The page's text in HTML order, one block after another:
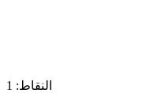
النقاط: 1